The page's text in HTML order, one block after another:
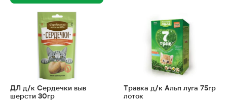
ДЛ д/к Сердечки выв
шерсти 30гр
Травка д/к Альп луга 75гр
лоток